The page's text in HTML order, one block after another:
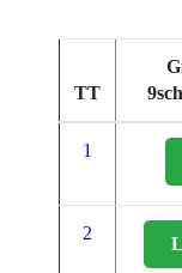
TT
1
2